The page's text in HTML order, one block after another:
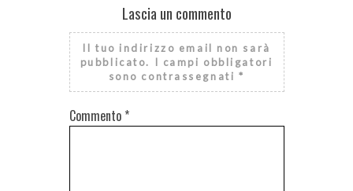
Lascia un commento
Il tuo indirizzo email non sarà
pubblicato.
I campi obbligatori
sono contrassegnati *
Commento *